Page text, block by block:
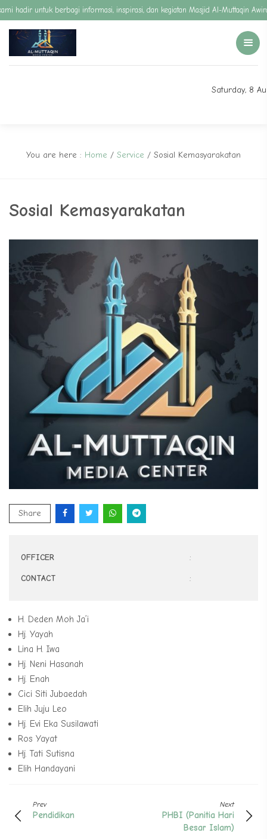
untuk berbagi informasi, inspirasi, dan kegiatan Masjid Al-Muttaqin
Saturday, 8
You are here : Home / Service / Sosial Kemasyarakatan
Sosial Kemasyarakatan
Share
OFFICER :
CONTACT :
H. Deden Moh Ja’i
Hj. Yayah
Lina H. Iwa
Hj. Neni Hasanah
Hj. Enah
Cici Siti Jubaedah
Elih Juju Leo
Hj. Evi Eka Susilawati
Ros Yayat
Hj. Tati Sutisna
Elih Handayani
Prev
Pendidikan
Next
PHBI (Panitia Hari
Besar Islam)